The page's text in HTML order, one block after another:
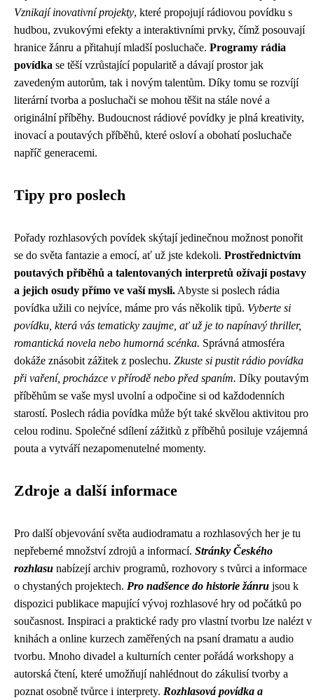
Vznikají inovativní projekty, které propojují rádiovou povídku s
hudbou, zvukovými efekty a interaktivními prvky, čímž posouvají
hranice žánru a přitahují mladší posluchače. Programy rádia
povídka se těší vzrůstající popularitě a dávají prostor jak
zavedeným autorům, tak i novým talentům. Díky tomu se rozvíjí
literární tvorba a posluchači se mohou těšit na stále nové a
originální příběhy. Budoucnost rádiové povídky je plná kreativity,
inovací a poutavých příběhů, které osloví a obohatí posluchače
napříč generacemi.
Tipy pro poslech
Pořady rozhlasových povídek skýtají jedinečnou možnost ponořit
se do světa fantazie a emocí, ať už jste kdekoli. Prostřednictvím
poutavých příběhů a talentovaných interpretů ožívají postavy
a jejich osudy přímo ve vaší mysli. Abyste si poslech rádia
povídka užili co nejvíce, máme pro vás několik tipů. Vyberte si
povídku, která vás tematicky zaujme, ať už je to napínavý thriller,
romantická novela nebo humorná scénka. Správná atmosféra
dokáže znásobit zážitek z poslechu. Zkuste si pustit rádio povídka
při vaření, procházce v přírodě nebo před spaním. Díky poutavým
příběhům se vaše mysl uvolní a odpočine si od každodenních
starostí. Poslech rádia povídka může být také skvělou aktivitou pro
celou rodinu. Společné sdílení zážitků z příběhů posiluje vzájemná
pouta a vytváří nezapomenutelné momenty.
Zdroje a další informace
Pro další objevování světa audiodramatu a rozhlasových her je tu
nepřeberné množství zdrojů a informací. Stránky Českého
rozhlasu nabízejí archiv programů, rozhovory s tvůrci a informace
o chystaných projektech. Pro nadšence do historie žánru jsou k
dispozici publikace mapující vývoj rozhlasové hry od počátků po
současnost. Inspiraci a praktické rady pro vlastní tvorbu lze nalézt v
knihách a online kurzech zaměřených na psaní dramatu a audio
tvorbu. Mnoho divadel a kulturních center pořádá workshopy a
autorská čtení, které umožňují nahlédnout do zákulisí tvorby a
poznat osobně tvůrce i interprety. Rozhlasová povídka a